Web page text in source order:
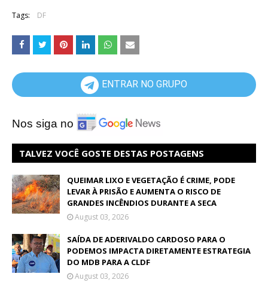
Tags: DF
ENTRAR NO GRUPO
Nos siga no
TALVEZ VOCÊ GOSTE DESTAS POSTAGENS
QUEIMAR LIXO E VEGETAÇÃO É CRIME, PODE
LEVAR À PRISÃO E AUMENTA O RISCO DE
GRANDES INCÊNDIOS DURANTE A SECA
August 03, 2026
SAÍDA DE ADERIVALDO CARDOSO PARA O
PODEMOS IMPACTA DIRETAMENTE ESTRATEGIA
DO MDB PARA A CLDF
August 03, 2026